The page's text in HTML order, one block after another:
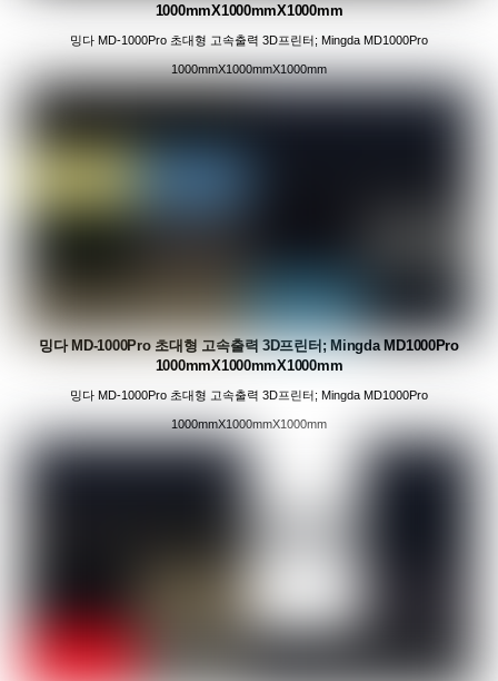
1000mmX1000mmX1000mm
밍다 MD-1000Pro 초대형 고속출력 3D프린터; Mingda MD1000Pro
1000mmX1000mmX1000mm
밍다 MD-1000Pro 초대형 고속출력 3D프린터; Mingda MD1000Pro
1000mmX1000mmX1000mm
밍다 MD-1000Pro 초대형 고속출력 3D프린터; Mingda MD1000Pro
1000mmX1000mmX1000mm